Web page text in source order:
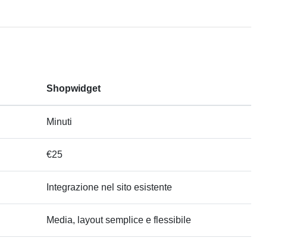
Shopwidget
Minuti
€25
Integrazione nel sito esistente
Media, layout semplice e flessibile